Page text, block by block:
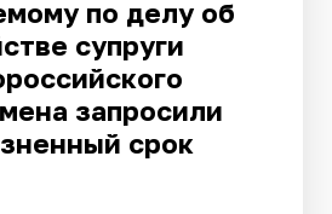
по делу об
супруги
запросили
срок